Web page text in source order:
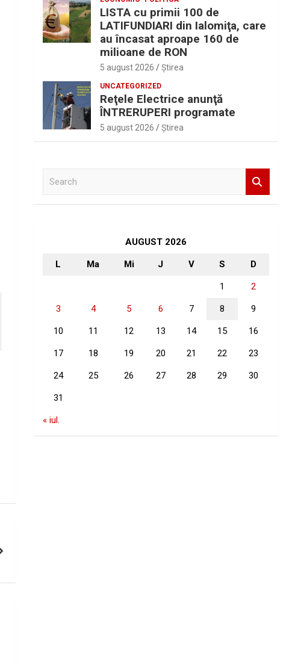
LISTA cu primii 100 de
LATIFUNDIARI din Ialomiţa, care
au încasat aproape 160 de
milioane de RON
5 august 2026 Ştirea
UNCATEGORIZED
Reţele Electrice anunţă
ÎNTRERUPERI programate
5 august 2026 Ştirea
AUGUST 2026
L Ma Mi J V S D
1 2
3 4 5 6 7 8 9
10 11 12 13 14 15 16
17 18 19 20 21 22 23
24 25 26 27 28 29 30
31
« iul.